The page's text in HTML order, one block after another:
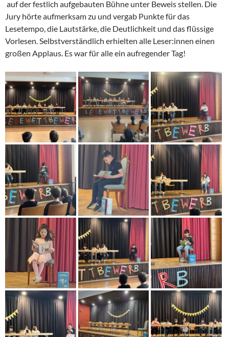
auf der festlich aufgebauten Bühne unter Beweis stellen. Die
Jury hörte aufmerksam zu und vergab Punkte für das
Lesetempo, die Lautstärke, die Deutlichkeit und das flüssige
Vorlesen. Selbstverständlich erhielten alle Leser:innen einen
großen Applaus. Es war für alle ein aufregender Tag!